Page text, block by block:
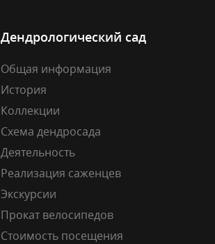
Дендрологический сад
Общая информация
История
Коллекции
Схема дендросада
Деятельность
Реализация саженцев
Экскурсии
Прокат велосипедов
Стоимость посещения